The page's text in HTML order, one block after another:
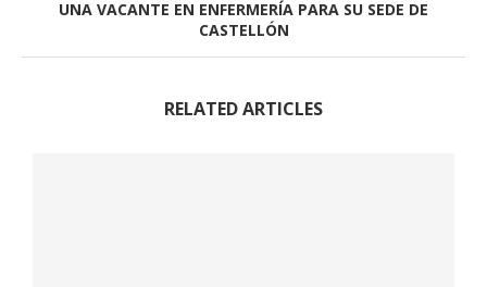
UNA VACANTE EN ENFERMERÍA PARA SU SEDE DE
CASTELLÓN
RELATED ARTICLES